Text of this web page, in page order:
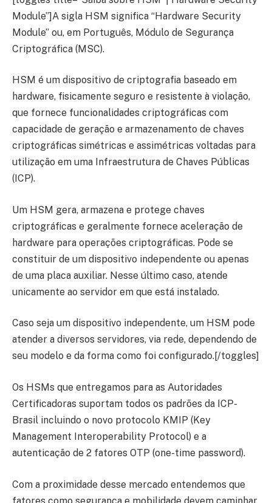
Module”]A sigla HSM significa “Hardware Security
Module” ou, em Português, Módulo de Segurança
Criptográfica (MSC).
HSM é um dispositivo de criptografia baseado em
hardware, fisicamente seguro e resistente à violação,
que fornece funcionalidades criptográficas com
capacidade de geração e armazenamento de chaves
criptográficas simétricas e assimétricas voltadas para
utilização em uma Infraestrutura de Chaves Públicas
(ICP).
Um HSM gera, armazena e protege chaves
criptográficas e geralmente fornece aceleração de
hardware para operações criptográficas. Pode se
constituir de um dispositivo independente ou apenas
de uma placa auxiliar. Nesse último caso, atende
unicamente ao servidor em que está instalado.
Caso seja um dispositivo independente, um HSM pode
atender a diversos servidores, via rede, dependendo de
seu modelo e da forma como foi configurado.[/toggles]
Os HSMs que entregamos para as Autoridades
Certificadoras suportam todos os padrões da ICP-
Brasil incluindo o novo protocolo KMIP (Key
Management Interoperability Protocol) e a
autenticação de 2 fatores OTP (one-time password).
Com a proximidade desse mercado entendemos que
fatores como segurança e mobilidade devem caminhar